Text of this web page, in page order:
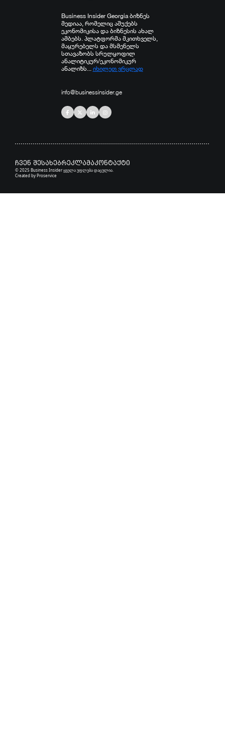
Business Insider Georgia ბიზნეს
მედიაა, რომელიც აშუქებს
ეკონომიკისა და ბიზნესის ახალ
ამბებს. პლატფორმა მკითხველს,
მაყურებელს და მსმენელს
სთავაზობს სრულყოფილ
ანალიტიკურ/ეკონომიკურ
ანალიზს... იხილეთ ვრცლად
info@businessinsider.ge
ჩვენ შესახებრეკლამაკონტაქტი
© 2025 Business Insider ყველა უფლება დაცულია.
Created byProservice